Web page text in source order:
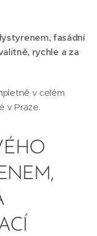
fasádní
rychle a za
v celém
v Praze.